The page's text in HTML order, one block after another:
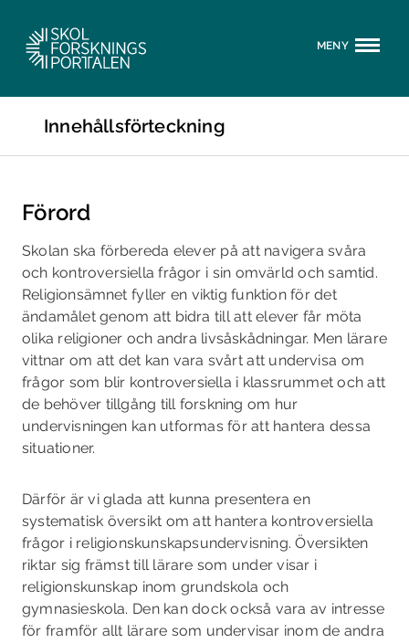
MENY
Innehållsförteckning
Förord
Skolan ska förbereda elever på att navigera svåra
och kontroversiella frågor i sin omvärld och samtid.
Religionsämnet fyller en viktig funktion för det
ändamålet genom att bidra till att elever får möta
olika religioner och andra livsåskådningar. Men lärare
vittnar om att det kan vara svårt att undervisa om
frågor som blir kontroversiella i klassrummet och att
de behöver tillgång till forskning om hur
undervisningen kan utformas för att hantera dessa
situationer.
Därför är vi glada att kunna presentera en
systematisk översikt om att hantera kontroversi­ella
frågor i religionskunskapsundervisning. Översikten
riktar sig främst till lärare som under­ visar i
religionskunskap inom grundskola och
gymnasieskola. Den kan dock också vara av intresse
för framför allt lärare som undervisar inom de andra